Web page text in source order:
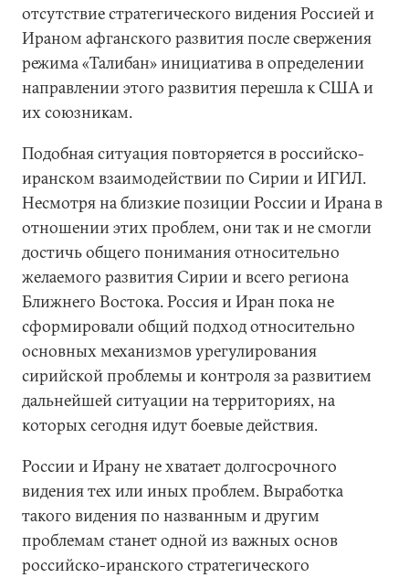
отсутствие стратегического видения Россией и
Ираном афганского развития после свержения
режима «Талибан» инициатива в определении
направлении этого развития перешла к США и
их союзникам.
Подобная ситуация повторяется в российско-
иранском взаимодействии по Сирии и ИГИЛ.
Несмотря на близкие позиции России и Ирана в
отношении этих проблем, они так и не смогли
достичь общего понимания относительно
желаемого развития Сирии и всего региона
Ближнего Востока. Россия и Иран пока не
сформировали общий подход относительно
основных механизмов урегулирования
сирийской проблемы и контроля за развитием
дальнейшей ситуации на территориях, на
которых сегодня идут боевые действия.
России и Ирану не хватает долгосрочного
видения тех или иных проблем. Выработка
такого видения по названным и другим
проблемам станет одной из важных основ
российско-иранского стратегического